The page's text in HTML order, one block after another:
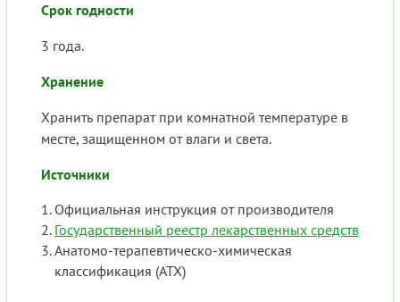
Срок годности
3 года.
Хранение
Хранить препарат при комнатной температуре в
месте, защищенном от влаги и света.
Источники
Официальная инструкция от производителя
Государственный реестр лекарственных средств
Анатомо-терапевтическо-химическая
классификация (ATX)